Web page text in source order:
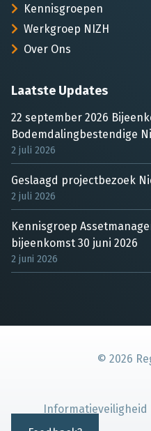
Kennisgroepen
Werkgroep NIZH
Over Ons
Laatste Updates
22 september 2026
Bodemdalingbestendige
2 juli 2026
Geslaagd projectbezoek
2 juli 2026
Kennisgroep
bijeenkomst 30 juni 2026
2 juni 2026
© 2026
Informatieveiligheid